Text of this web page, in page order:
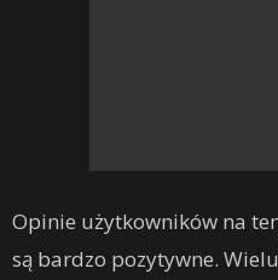
Opinie użytkowników na
są bardzo pozytywne.